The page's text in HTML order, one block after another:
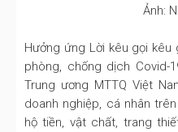
Ảnh:
Hưởng ứng Lời kêu gọi kêu
phòng, chống dịch Covid-
Trung ương MTTQ Việt
doanh nghiệp, cá nhân
hộ tiền, vật chất, trang